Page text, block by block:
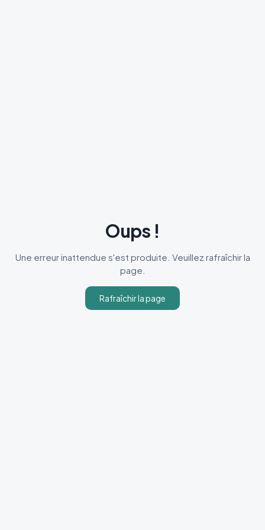
Oups !
Une erreur inattendue s'est produite. Veuillez rafraîchir la
page.
Rafraîchir la page